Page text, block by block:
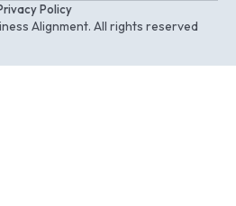
Policy
Alignment. All rights reserved